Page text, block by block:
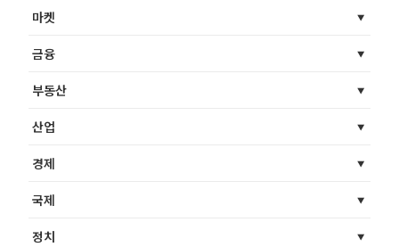
마켓
금융
부동산
산업
경제
국제
정치